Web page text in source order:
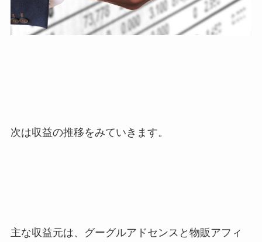
次は収益の推移をみていきます。
主な収益元は、グーグルアドセンスと物販アフィ